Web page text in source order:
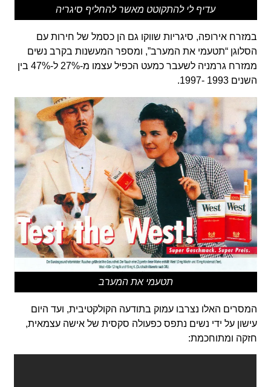
עדיף לי להתקוטט מאשר להחליף סיגריה
במזרח אירופה, סיגריות שווקו גם הן כסמל של חירות עם
הסלוגן “תטעמי את המערב”, ומספר המעשנות בקרב נשים
ממזרח גרמניה לשעבר כמעט הכפיל עצמו מ-27% ל-47% בין
השנים 1993 -1997.
תטעמי את המערב
המסרים האלו נצרבו עמוק בתודעה הקולקטיבית, ועד היום
עישון על ידי נשים נתפס כפעולה סקסית של אישה עצמאית,
חזקה ומתוחכמת: